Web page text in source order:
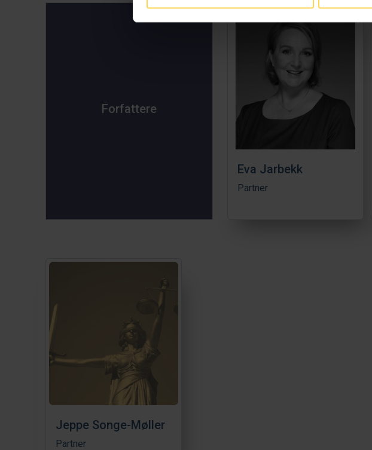
Forfattere
Eva Jarbekk
Partner
Jeppe Songe-Møller
Partner